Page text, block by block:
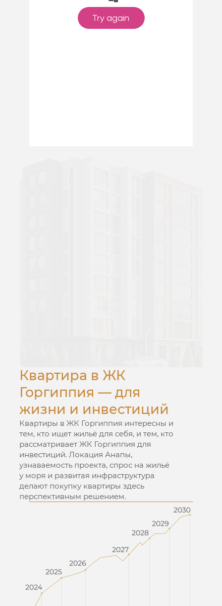
Квартира в ЖК
Горгиппия — для
жизни и инвестиций
Квартиры в ЖК Горгиппия интересны и
тем, кто ищет жильё для себя, и тем, кто
рассматривает ЖК Горгиппия для
инвестиций. Локация Анапы,
узнаваемость проекта, спрос на жильё
у моря и развитая инфраструктура
делают покупку квартиры здесь
перспективным решением.